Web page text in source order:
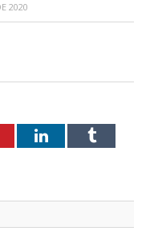
2020
LinkedInTumblr